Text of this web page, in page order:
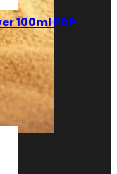
100ml EDP